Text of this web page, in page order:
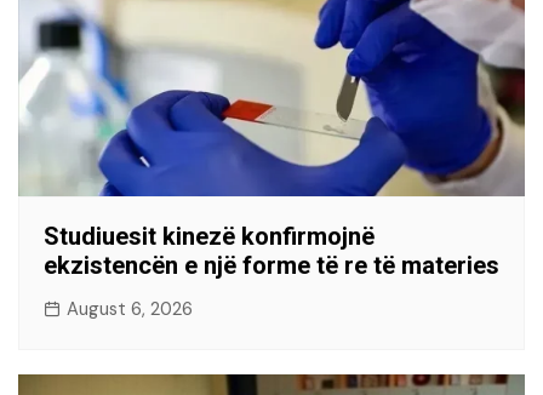
Studiuesit kinezë konfirmojnë
ekzistencën e një forme të re të materies
August 6, 2026